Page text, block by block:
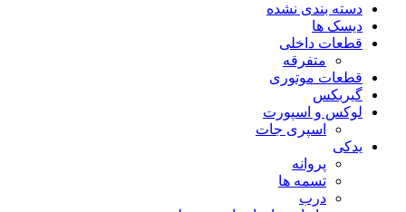
دسته بندی نشده
دیسک ها
قطعات داخلی
متفرقه
قطعات موتوری
گیربکس
لوکس و اسپورت
اسپری جات
یدکی
پروانه
تسمه ها
درب